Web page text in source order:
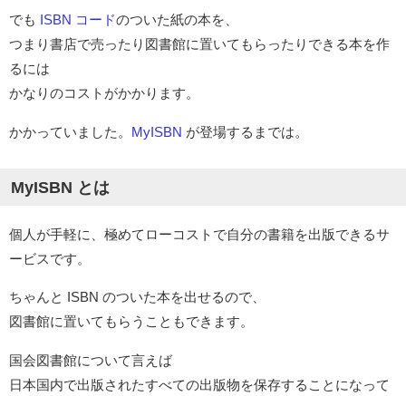
でも ISBN コードのついた紙の本を、
つまり書店で売ったり図書館に置いてもらったりできる本を作
るには
かなりのコストがかかります。
かかっていました。 MyISBN が登場するまでは。
MyISBN とは
個人が手軽に、極めてローコストで自分の書籍を出版できるサ
ービスです。
ちゃんと ISBN のついた本を出せるので、
図書館に置いてもらうこともできます。
国会図書館について言えば
日本国内で出版されたすべての出版物を保存することになって